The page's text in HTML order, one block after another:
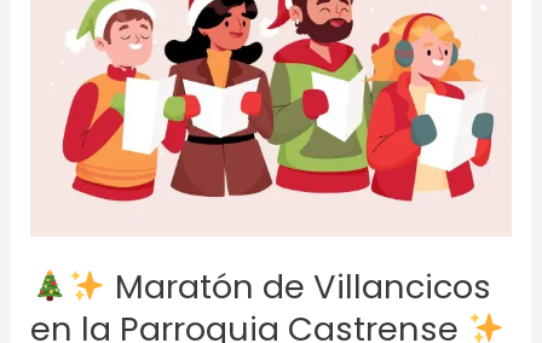
Maratón de Villancicos
en la Parroquia Castrense
Villancicos
Parroquia